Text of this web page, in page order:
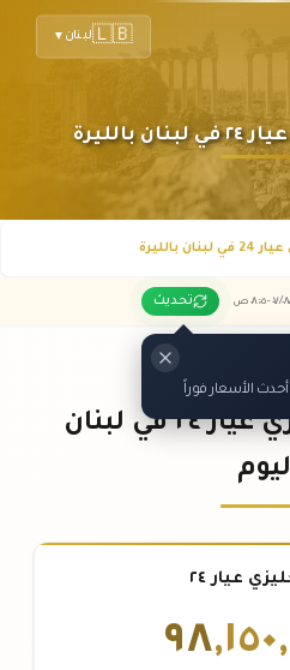
🇱🇧لبنان ▼
بالليرة
بالليرة
٠٨:٠٥ ص تحديث
الأسعار فوراً
سعر ليرة انجليزي عيار ٢٤ في لبنان
عيار ٢٤
٩٨,١٥٠,